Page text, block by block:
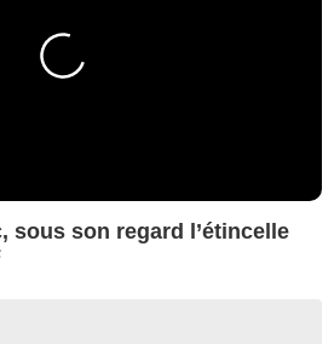
sous son regard l’étincelle